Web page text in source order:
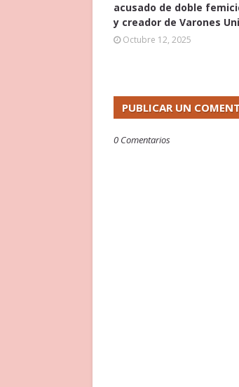
acusado de doble
y creador de Varones
Octubre 12, 2025
PUBLICAR UN
0 Comentarios